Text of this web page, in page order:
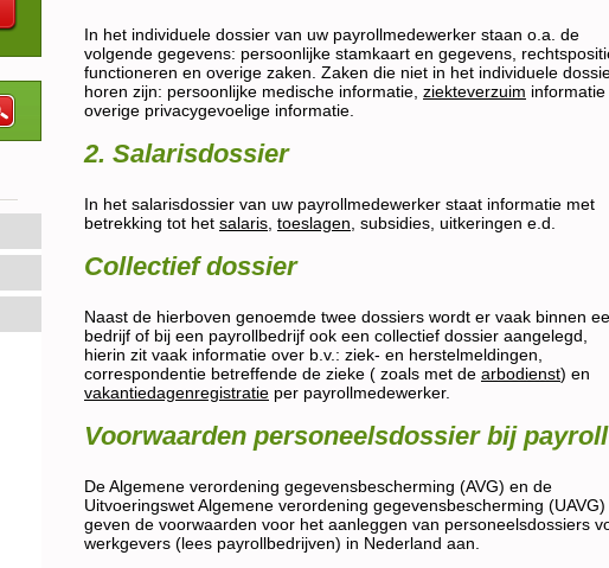
In het individuele dossier van uw payrollmedewerker staan o.a. de
volgende gegevens: persoonlijke stamkaart en gegevens,
functioneren en overige zaken. Zaken die niet in het individuele
horen zijn: persoonlijke medische informatie, ziekteverzuim informatie
overige privacygevoelige informatie.
2. Salarisdossier
In het salarisdossier van uw payrollmedewerker staat informatie met
betrekking tot het salaris toeslagen , subsidies, uitkeringen e.d.
Collectief dossier
Naast de hierboven genoemde twee dossiers wordt er vaak binnen
bedrijf of bij een payrollbedrijf ook een collectief dossier aangelegd,
hierin zit vaak informatie over b.v.: ziek- en herstelmeldingen,
correspondentie betreffende de zieke ( zoals met de arbodienst) en
vakantiedagenregistratie per payrollmedewerker.
Voorwaarden personeelsdossier bij payroll
De Algemene verordening gegevensbescherming (AVG) en de
Uitvoeringswet Algemene verordening gegevensbescherming (UAVG)
geven de voorwaarden voor het aanleggen van personeelsdossiers
werkgevers (lees payrollbedrijven) in Nederland aan.